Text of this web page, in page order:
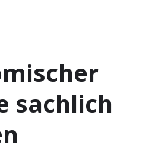
sachlich